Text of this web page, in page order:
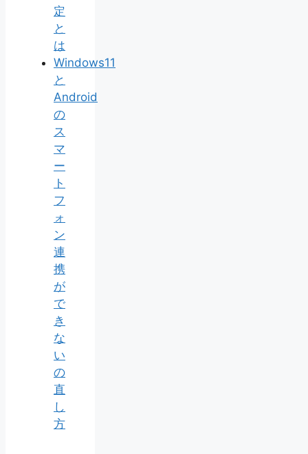
定
と
は
Windows11
と
Android
の
ス
マ
ー
ト
フ
ォ
ン
連
携
が
で
き
な
い
の
直
し
方